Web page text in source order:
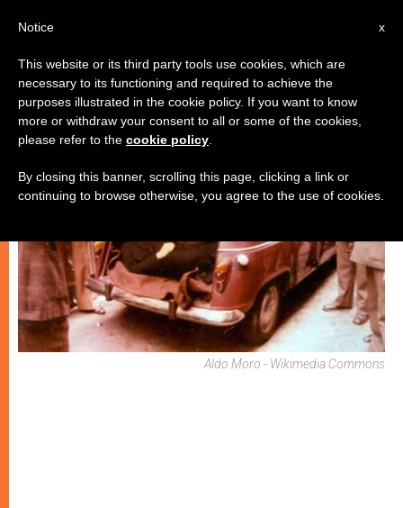
CHIESE LOCALI
Aldo Moro - Wikimedia Commons
x
Notice
This website or its third party tools use cookies, which are
necessary to its functioning and required to achieve the
purposes illustrated in the cookie policy. If you want to know
more or withdraw your consent to all or some of the cookies,
please refer to the cookie policy
By closing this banner, scrolling this page, clicking a link or
continuing to browse otherwise, you agree to the use of cookies.